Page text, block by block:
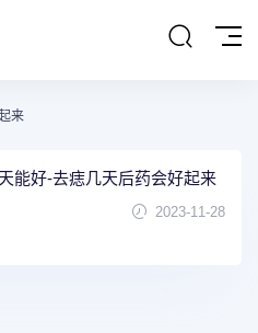
来
能好-去痣几天后药会好起来
2023-11-28